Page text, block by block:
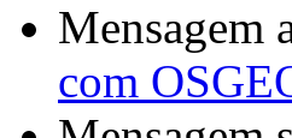
Mensagem
com